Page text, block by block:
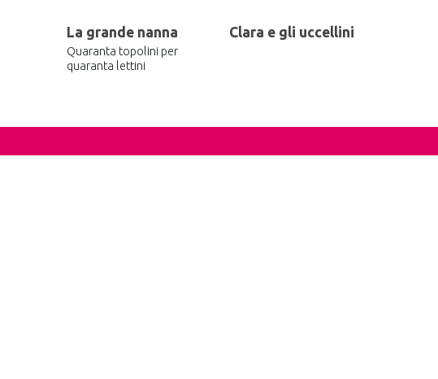
La grande nanna
Quaranta topolini per
quaranta lettini
Clara e gli uccellini